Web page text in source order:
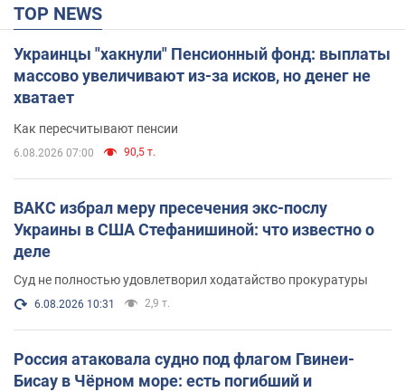
TOP NEWS
Украинцы "хакнули" Пенсионный фонд: выплаты
массово увеличивают из-за исков, но денег не
хватает
Как пересчитывают пенсии
6.08.2026 07:00 90,5 т.
ВАКС избрал меру пресечения экс-послу
Украины в США Стефанишиной: что известно о
деле
Суд не полностью удовлетворил ходатайство прокуратуры
6.08.2026 10:31 2,9 т.
Россия атаковала судно под флагом Гвинеи-
Бисау в Чёрном море: есть погибший и